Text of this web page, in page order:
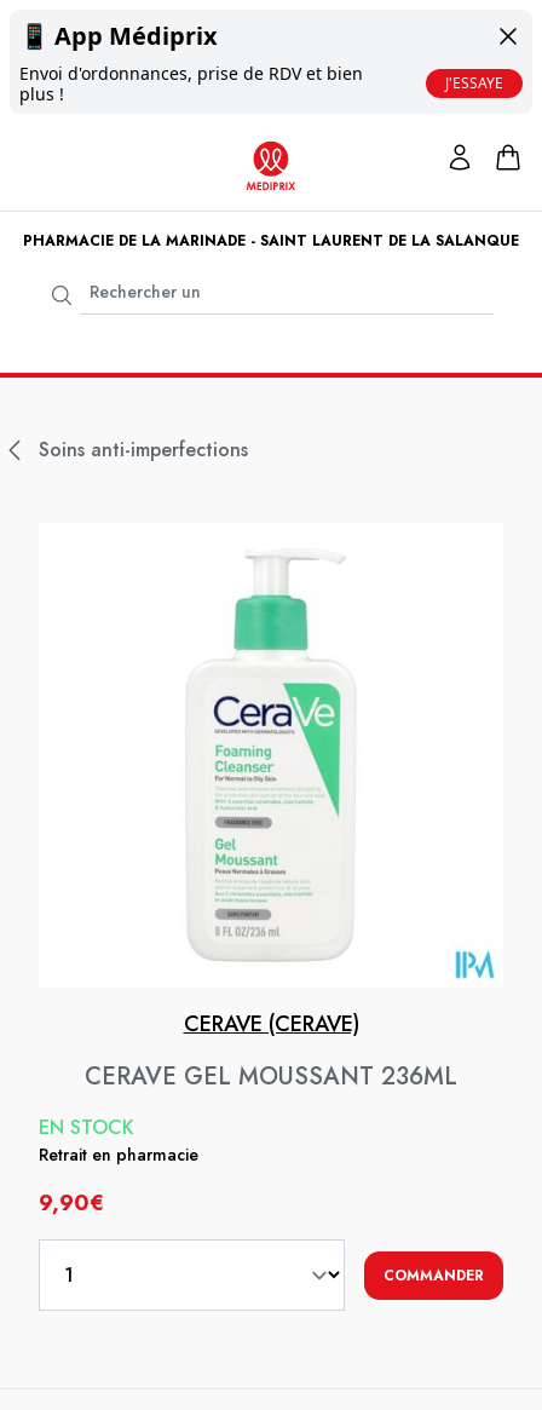
📱 App Médiprix
Envoi d'ordonnances, prise de RDV et bien
plus !
J'ESSAYE
PHARMACIE DE LA MARINADE - SAINT LAURENT DE LA SALANQUE
Soins anti-imperfections
CERAVE (CERAVE)
CERAVE GEL MOUSSANT 236ML
EN STOCK
Retrait en pharmacie
9,90€
COMMANDER